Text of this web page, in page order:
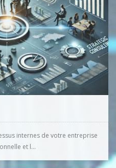
internes de votre entreprise
et l...